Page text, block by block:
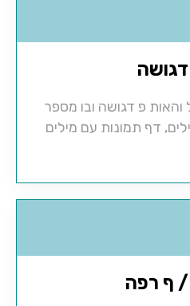
דגושה
והאות פ דגושה ובו מספר
דף תמונות עם מילים
/ ף רפה